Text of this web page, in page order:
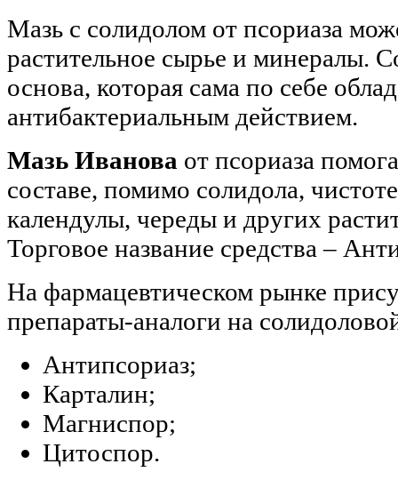
Мазь с солидолом от псориаза
растительное сырье и минералы.
основа, которая сама по себе
антибактериальным действием.
Мазь Иванова от псориаза
составе, помимо солидола,
календулы, череды и других
Торговое название средства –
На фармацевтическом рынке
препараты-аналоги на
Антипсориаз;
Карталин;
Магниспор;
Цитоспор.